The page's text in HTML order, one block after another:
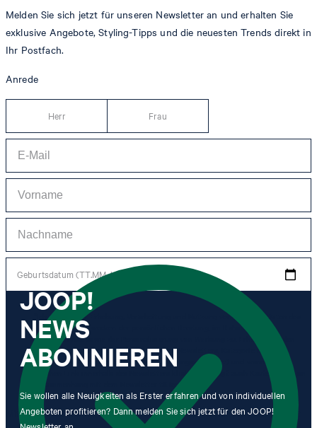
Melden Sie sich jetzt für unseren Newsletter an und erhalten Sie
exklusive Angebote, Styling-Tipps und die neuesten Trends direkt in
Ihr Postfach.
Anrede
Herr Frau
Geburtsdatum (TT.MM.JJJJ)
*Ich stimme der Erhebung, Verarbeitung und Nutzung von Tracking-Daten des
Newsletters zu Zwecken der persönlichen Beratung, im Rahmen des
Kundenservice sowie der Personalisierung von Werbung zu. Erhoben werden
Informationen zum Newsletter (Name des Newsletters, Kategorie des
Newsletters, Zeitpunkt des Versands, Öffnungszeitpunkt) und wann ich auf
welchen Link innerhalb des Newsletters klicke sowie ggf. auch Käufe, die ich im
Zusammenhang mit dem Newsletter tätige.
Mit einem Klick auf „Newsletter abonnieren" erkläre ich mich damit
JOOP!
NEWS
ABONNIEREN
Sie wollen alle Neuigkeiten als Erster erfahren und von individuellen
Angeboten profitieren? Dann melden Sie sich jetzt für den JOOP!